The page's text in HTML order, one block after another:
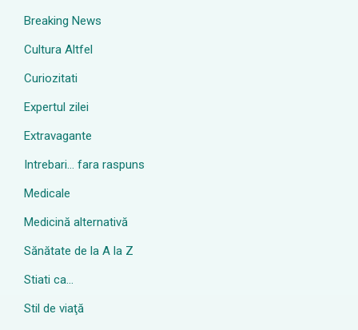
Breaking News
Cultura Altfel
Curiozitati
Expertul zilei
Extravagante
Intrebari… fara raspuns
Medicale
Medicină alternativă
Sănătate de la A la Z
Stiati ca…
Stil de viaţă